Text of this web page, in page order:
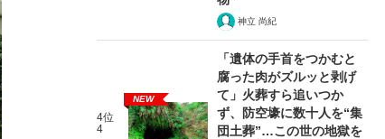
神立 尚紀
4位
4
NEW
「遺体の手首をつかむと
腐った肉がズルッと剥げ
て」火葬すら追いつか
ず、防空壕に数十人を“集
団土葬”…この世の地獄を